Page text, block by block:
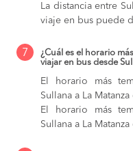
La distancia entre
viaje en bus puede
7
¿Cuál es el horario
viajar en bus desde
El horario más
Sullana a La
El horario más
Sullana a La